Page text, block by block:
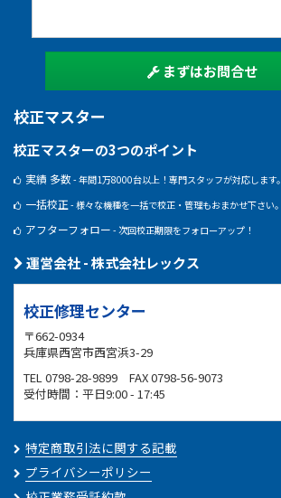
まずはお問合せ
校正マスター
校正マスターの3つのポイント
実績 多数- 年間1万8000台以上！専門スタッフが対応します。
一括校正 - 様々な機種を一括で校正・管理もおまかせ下さい。
アフターフォロー - 次回校正期限をフォローアップ！
運営会社 - 株式会社レックス
校正修理センター
〒662-0934
兵庫県西宮市西宮浜3-29
TEL 0798-28-9899 FAX 0798-56-9073
受付時間：平日9:00 - 17:45
特定商取引法に関する記載
プライバシーポリシー